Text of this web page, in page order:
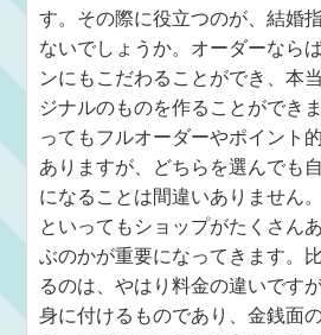
す。その際に役立つのが、結婚
ないでしょうか。オーダーなら
ンにもこだわることができ、本
ジナルのものを作ることができ
ってもフルオーダーやポイント
ありますが、どちらを選んでも
になることは間違いありません
といってもショップがたくさん
ぶのかが重要になってきます。
るのは、やはり料金の違いです
身に付けるものであり、金銭面